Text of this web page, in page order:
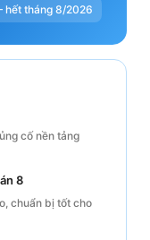
hết tháng 8/2026
cố nền tảng
8
chuẩn bị tốt cho